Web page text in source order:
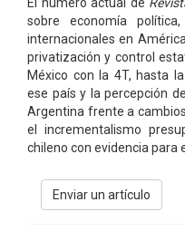
sobre economía
internacionales en
privatización y control
México con la 4T, hasta
ese país y la percepción
Argentina frente a
el incrementalismo
chileno con evidencia para
Enviar
unEnviar un artículo